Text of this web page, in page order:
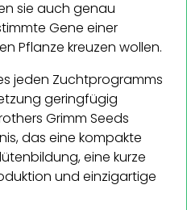
sie auch genau
Gene einer
Pflanze kreuzen wollen.
jeden Zuchtprogramms
geringfügig
Grimm Seeds
das eine kompakte
eine kurze
und einzigartige